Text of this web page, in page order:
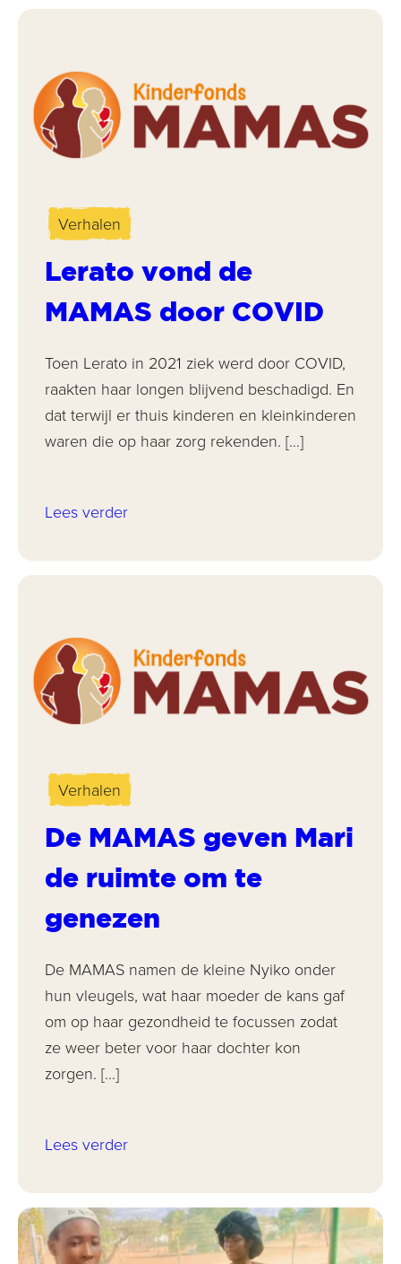
Verhalen
Lerato vond de
MAMAS door COVID
Toen Lerato in 2021 ziek werd door COVID,
raakten haar longen blijvend beschadigd. En
dat terwijl er thuis kinderen en kleinkinderen
waren die op haar zorg rekenden. […]
Lees verder
Verhalen
De MAMAS geven Mari
de ruimte om te
genezen
De MAMAS namen de kleine Nyiko onder
hun vleugels, wat haar moeder de kans gaf
om op haar gezondheid te focussen zodat
ze weer beter voor haar dochter kon
zorgen. […]
Lees verder